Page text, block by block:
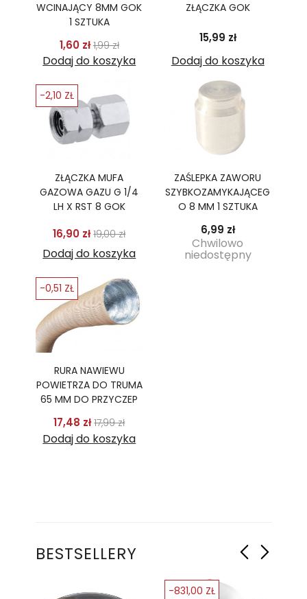
WCINAJĄCY 8MM GOK
1 SZTUKA
1,60 złCena podstawowa
1,99 złCena
Dodaj do koszyka
ZŁĄCZKA GOK
15,99 złCena
Dodaj do koszyka
ZŁĄCZKA MUFA
GAZOWA GAZU G 1/4
LH X RST 8 GOK
16,90 złCena podstawowa
19,00 złCena
Dodaj do koszyka
-2,10 ZŁ
ZAŚLEPKA ZAWORU
SZYBKOZAMYKAJĄCEG
O 8 MM 1 SZTUKA
6,99 złCena
Chwilowo
niedostępny
RURA NAWIEWU
POWIETRZA DO TRUMA
65 MM DO PRZYCZEP
17,48 złCena podstawowa
17,99 złCena
Dodaj do koszyka
-0,51 ZŁ
BESTSELLERY
-831,00 ZŁ